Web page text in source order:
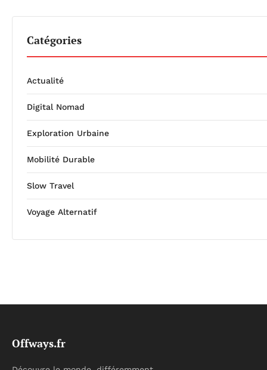
Catégories
Actualité
Digital Nomad
Exploration Urbaine
Mobilité Durable
Slow Travel
Voyage Alternatif
Offways.fr